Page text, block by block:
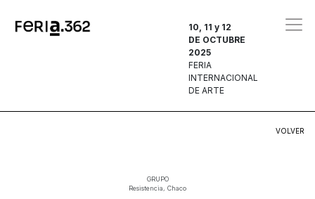
10, 11 y 12
DE OCTUBRE
2025
FERIA
INTERNACIONAL
DE ARTE
VOLVER
GRUPO
Resistencia, Chaco